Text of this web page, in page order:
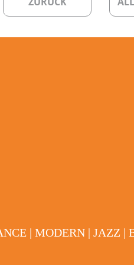
| MODERN | JAZZ |